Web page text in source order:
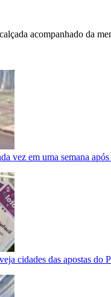
acompanhado da
vez em uma semana
cidades das apostas do